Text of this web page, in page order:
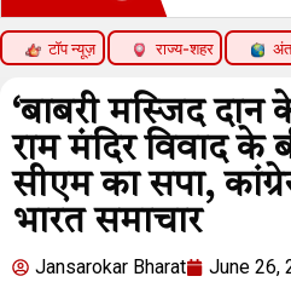
टॉप न्यूज़ राज्य-शहर
‘बाबरी मस्जिद दान
राम मंदिर विवाद के
सीएम का सपा,
भारत समाचार
Jansarokar Bharat June 26,